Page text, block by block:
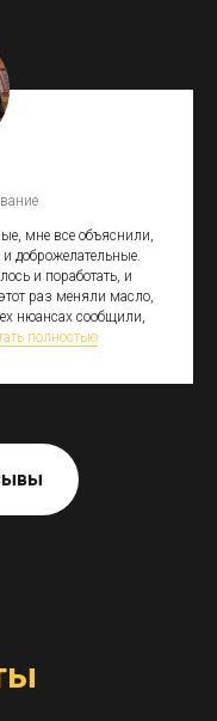
мне все объяснили,
доброжелательные.
и поработать, и
раз меняли масло,
нюансах сообщили,
полностью